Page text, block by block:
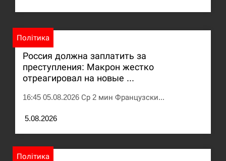
СЕРПЕНЬ
12:10
циклоспорозу, захворіли понад 10 тисяч…
СЕРПЕНЬ
почта”: что известно об…
Політика
Россия должна заплатить за
преступления: Макрон жестко
отреагировал на новые ...
16:45 05.08.2026 Ср 2 мин Французски...
5.08.2026
Політика